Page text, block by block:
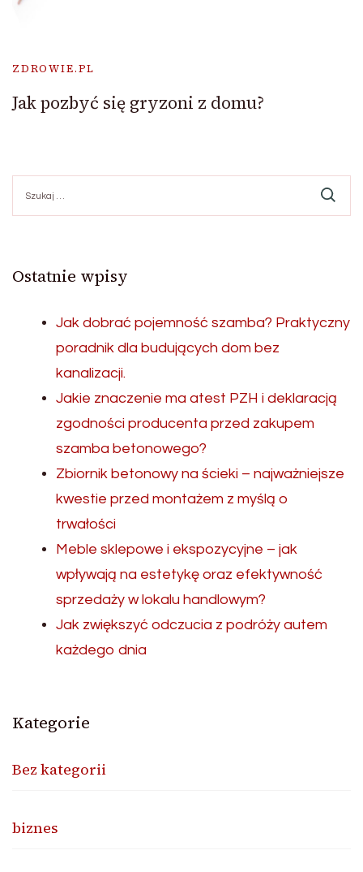
ZDROWIE.PL
Jak pozbyć się gryzoni z domu?
Ostatnie wpisy
Jak dobrać pojemność szamba? Praktyczny
poradnik dla budujących dom bez
kanalizacji.
Jakie znaczenie ma atest PZH i deklaracją
zgodności producenta przed zakupem
szamba betonowego?
Zbiornik betonowy na ścieki – najważniejsze
kwestie przed montażem z myślą o
trwałości
Meble sklepowe i ekspozycyjne – jak
wpływają na estetykę oraz efektywność
sprzedaży w lokalu handlowym?
Jak zwiększyć odczucia z podróży autem
każdego dnia
Kategorie
Bez kategorii
biznes